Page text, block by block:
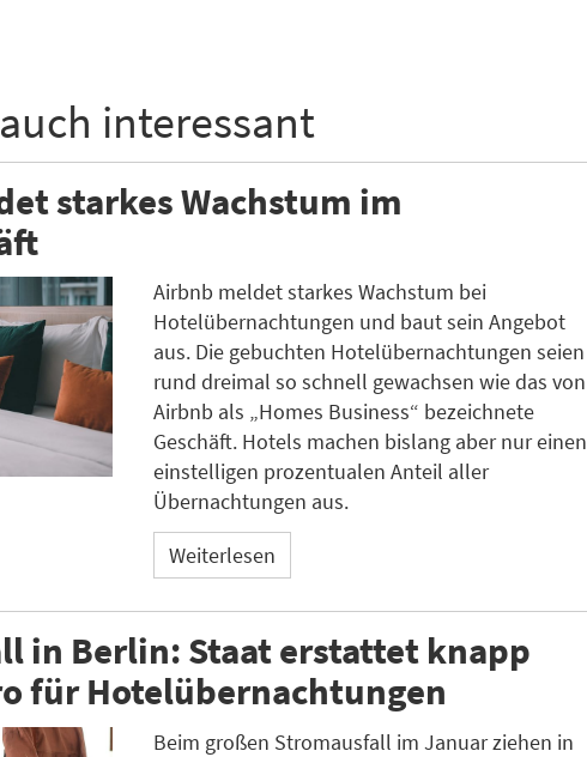
interessant
starkes Wachstum im
Airbnb meldet starkes Wachstum bei
Hotelübernachtungen und baut sein Angebot
aus. Die gebuchten Hotelübernachtungen seien
rund dreimal so schnell gewachsen wie das von
Airbnb als „Homes Business“ bezeichnete
Geschäft. Hotels machen bislang aber nur einen
einstelligen prozentualen Anteil aller
Übernachtungen aus.
Weiterlesen
in Berlin: Staat erstattet knapp
für Hotelübernachtungen
Beim großen Stromausfall im Januar ziehen in